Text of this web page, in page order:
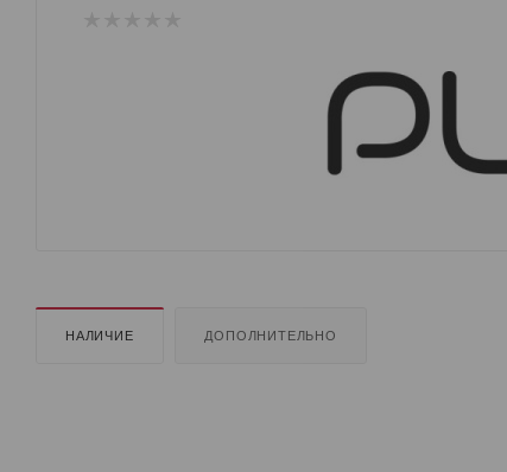
НАЛИЧИЕ ДОПОЛНИТЕЛЬНО